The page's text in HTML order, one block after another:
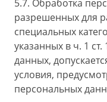
5.7. Обработка
разрешенных для
специальных
указанных в ч. 1
данных,
условия,
персональных